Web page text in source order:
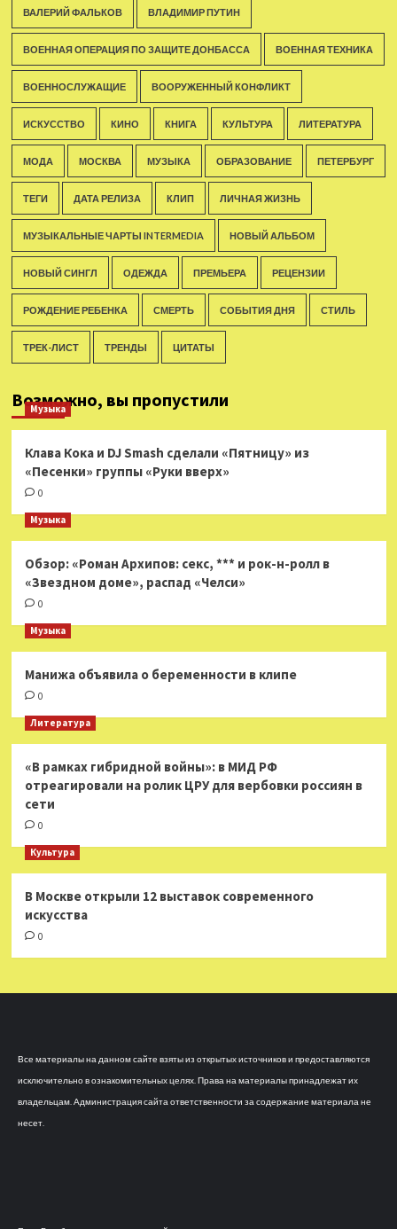
ВАЛЕРИЙ ФАЛЬКОВ ВЛАДИМИР ПУТИН
ВОЕННАЯ ОПЕРАЦИЯ ПО ЗАЩИТЕ ДОНБАССА ВОЕННАЯ ТЕХНИКА
ВОЕННОСЛУЖАЩИЕ ВООРУЖЕННЫЙ КОНФЛИКТ
ИСКУССТВО КИНО КНИГА КУЛЬТУРА ЛИТЕРАТУРА
МОДА МОСКВА МУЗЫКА ОБРАЗОВАНИЕ ПЕТЕРБУРГ
ТЕГИ ДАТА РЕЛИЗА КЛИП ЛИЧНАЯ ЖИЗНЬ
МУЗЫКАЛЬНЫЕ ЧАРТЫ INTERMEDIA НОВЫЙ АЛЬБОМ
НОВЫЙ СИНГЛ ОДЕЖДА ПРЕМЬЕРА РЕЦЕНЗИИ
РОЖДЕНИЕ РЕБЕНКА СМЕРТЬ СОБЫТИЯ ДНЯ СТИЛЬ
ТРЕК-ЛИСТ ТРЕНДЫ ЦИТАТЫ
Возможно, вы пропустили
Музыка
Клава Кока и DJ Smash сделали «Пятницу» из
«Песенки» группы «Руки вверх»
0
Музыка
Обзор: «Роман Архипов: секс, *** и рок-н-ролл в
«Звездном доме», распад «Челси»
0
Музыка
Манижа объявила о беременности в клипе
0
Литература
«В рамках гибридной войны»: в МИД РФ
отреагировали на ролик ЦРУ для вербовки россиян в
сети
0
Культура
В Москве открыли 12 выставок современного
искусства
0
Все материалы на данном сайте взяты из открытых источников и предоставляются
исключительно в ознакомительных целях. Права на материалы принадлежат их
владельцам. Администрация сайта ответственности за содержание материала не
несет.